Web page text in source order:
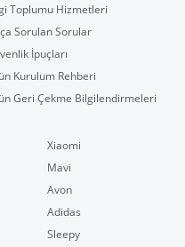
Toplumu Hizmetleri
Sorulan Sorular
İpuçları
Kurulum Rehberi
Geri Çekme Bilgilendirmeleri
Xiaomi
Mavi
Avon
Adidas
Sleepy